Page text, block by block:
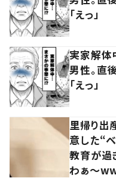
「えっ」
実家解
男性。直
「えっ」
里帰り出
意した“
教育が過
わぁ～ww